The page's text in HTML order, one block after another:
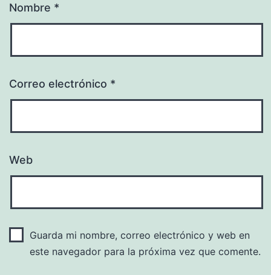
Nombre *
Correo electrónico *
Web
Guarda mi nombre, correo electrónico y web en
este navegador para la próxima vez que comente.